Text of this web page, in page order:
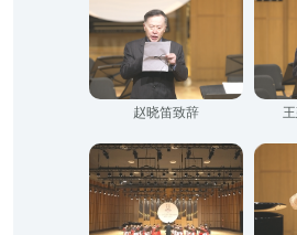
赵晓笛致辞